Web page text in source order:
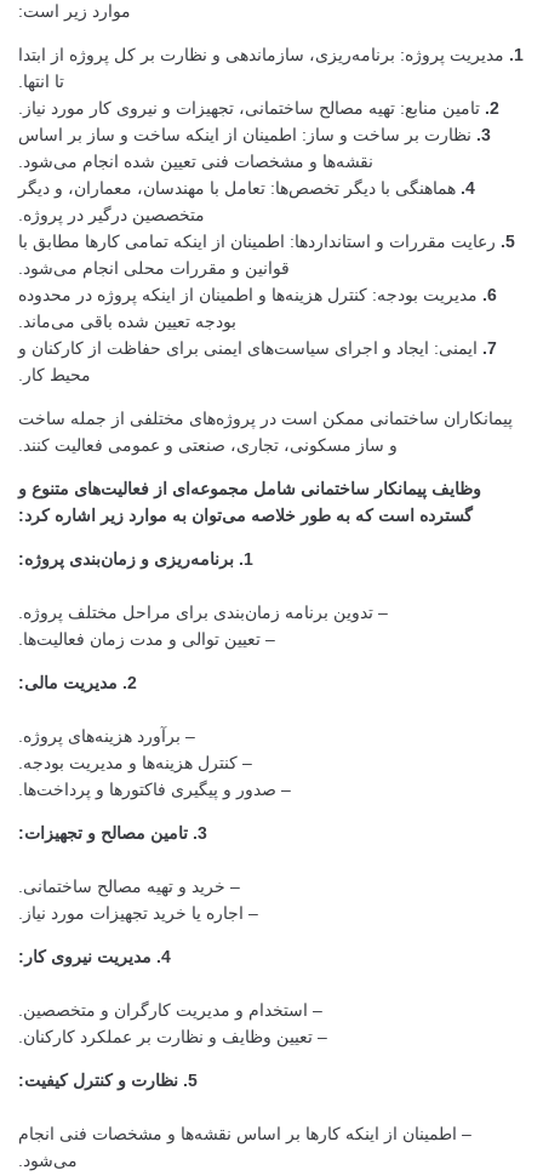
موارد زیر است:
1.
مدیریت پروژه: برنامه‌ریزی، سازماندهی و نظارت بر کل پروژه از ابتدا
تا انتها.
2. تامین منابع: تهیه مصالح ساختمانی، تجهیزات و نیروی کار مورد نیاز.
3.
نظارت بر ساخت و ساز: اطمینان از اینکه ساخت و ساز بر اساس
نقشه‌ها و مشخصات فنی تعیین شده انجام می‌شود.
4. هماهنگی با دیگر تخصص‌ها: تعامل با مهندسان، معماران، و دیگر
متخصصین درگیر در پروژه.
5.
رعایت مقررات و استانداردها: اطمینان از اینکه تمامی کارها مطابق با
قوانین و مقررات محلی انجام می‌شود.
6.
مدیریت بودجه: کنترل هزینه‌ها و اطمینان از اینکه پروژه در محدوده
بودجه تعیین شده باقی می‌ماند.
7.
ایمنی: ایجاد و اجرای سیاست‌های ایمنی برای حفاظت از کارکنان و
محیط کار.
پیمانکاران ساختمانی ممکن است در پروژه‌های مختلفی از جمله ساخت
و ساز مسکونی، تجاری، صنعتی و عمومی فعالیت کنند.
وظایف پیمانکار ساختمانی شامل مجموعه‌ای از فعالیت‌های متنوع و
گسترده است که به طور خلاصه می‌توان به موارد زیر اشاره کرد:
1. برنامه‌ریزی و زمان‌بندی پروژه:
– تدوین برنامه زمان‌بندی برای مراحل مختلف پروژه.
– تعیین توالی و مدت زمان فعالیت‌ها.
2. مدیریت مالی:
– برآورد هزینه‌های پروژه.
– کنترل هزینه‌ها و مدیریت بودجه.
– صدور و پیگیری فاکتورها و پرداخت‌ها.
3. تامین مصالح و تجهیزات:
– خرید و تهیه مصالح ساختمانی.
– اجاره یا خرید تجهیزات مورد نیاز.
4. مدیریت نیروی کار:
– استخدام و مدیریت کارگران و متخصصین.
– تعیین وظایف و نظارت بر عملکرد کارکنان.
5. نظارت و کنترل کیفیت:
– اطمینان از اینکه کارها بر اساس نقشه‌ها و مشخصات فنی انجام
می‌شود.